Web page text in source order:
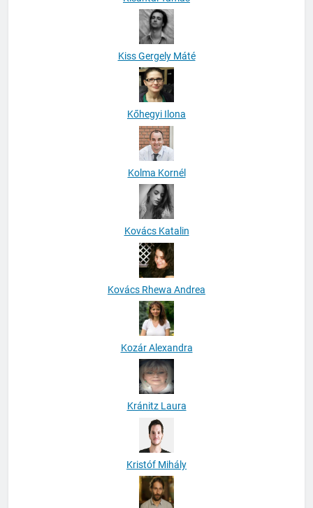
Kiss Gergely Máté
Kőhegyi Ilona
Kolma Kornél
Kovács Katalin
Kovács Rhewa Andrea
Kozár Alexandra
Kránitz Laura
Kristóf Mihály